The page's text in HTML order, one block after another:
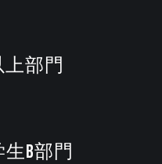
部門
B部門